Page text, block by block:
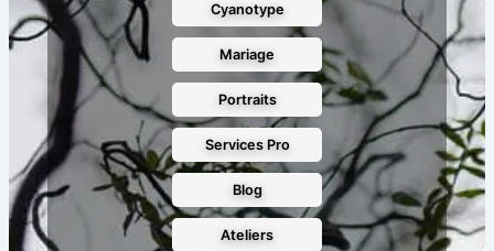
Cyanotype
Mariage
Portraits
Services Pro
Blog
Ateliers